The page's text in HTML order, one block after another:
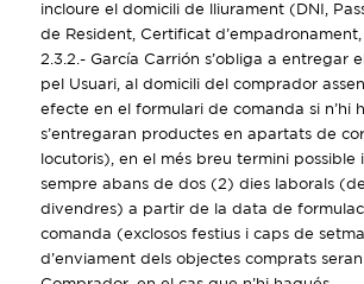
incloure el domicili de lliurament (DNI,
de Resident, Certificat d’empadronament,
2.3.2.- García Carrión s’obliga a entregar
pel Usuari, al domicili del comprador
efecte en el formulari de comanda si n’hi
s’entregaran productes en apartats de
locutoris), en el més breu termini possible
sempre abans de dos (2) dies laborals
divendres) a partir de la data de
comanda (exclosos festius i caps de
d’enviament dels objectes comprats